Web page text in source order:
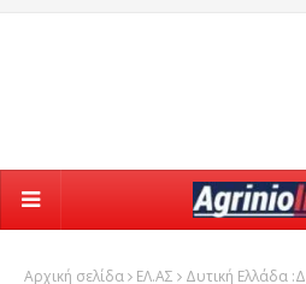
Αρχική σελίδα ΕΛ.ΑΣ
Δυτική Ελλάδα